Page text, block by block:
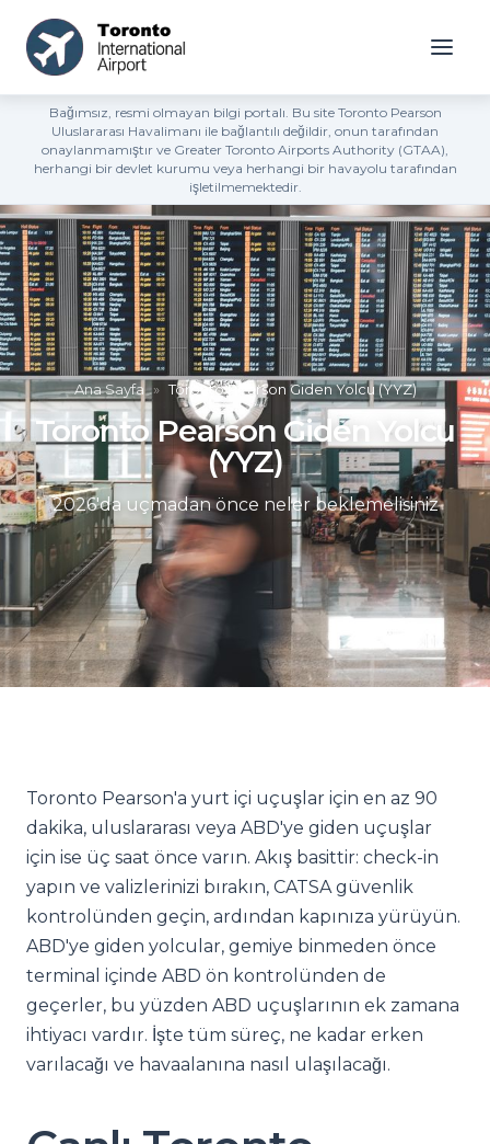
Bağımsız, resmi olmayan bilgi portalı. Bu site Toronto Pearson
Uluslararası Havalimanı ile bağlantılı değildir, onun tarafından
onaylanmamıştır ve Greater Toronto Airports Authority (GTAA),
herhangi bir devlet kurumu veya herhangi bir havayolu tarafından
işletilmemektedir.
Ana Sayfa » Toronto Pearson Giden Yolcu (YYZ)
Toronto Pearson Giden Yolcu
(YYZ)
2026'da uçmadan önce neler beklemelisiniz
Toronto Pearson'a yurt içi uçuşlar için en az 90
dakika, uluslararası veya ABD'ye giden uçuşlar
için ise üç saat önce varın. Akış basittir: check-in
yapın ve valizlerinizi bırakın, CATSA güvenlik
kontrolünden geçin, ardından kapınıza yürüyün.
ABD'ye giden yolcular, gemiye binmeden önce
terminal içinde ABD ön kontrolünden de
geçerler, bu yüzden ABD uçuşlarının ek zamana
ihtiyacı vardır. İşte tüm süreç, ne kadar erken
varılacağı ve havaalanına nasıl ulaşılacağı.